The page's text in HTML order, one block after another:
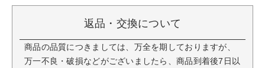
返品・交換について
商品の品質につきましては、万全を期しておりますが、
万一不良・破損などがございましたら、商品到着後7日以